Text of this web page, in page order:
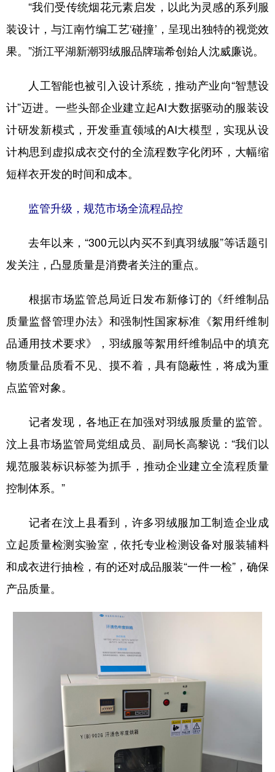
“我们受传统烟花元素启发，以此为灵感的系列服
装设计，与江南竹编工艺‘碰撞’，呈现出独特的视觉效
果。”浙江平湖新潮羽绒服品牌瑞希创始人沈威廉说。
人工智能也被引入设计系统，推动产业向“智慧设
计”迈进。一些头部企业建立起AI大数据驱动的服装设
计研发新模式，开发垂直领域的AI大模型，实现从设
计构思到虚拟成衣交付的全流程数字化闭环，大幅缩
短样衣开发的时间和成本。
监管升级，规范市场全流程品控
去年以来，“300元以内买不到真羽绒服”等话题引
发关注，凸显质量是消费者关注的重点。
根据市场监管总局近日发布新修订的《纤维制品
质量监督管理办法》和强制性国家标准《絮用纤维制
品通用技术要求》，羽绒服等絮用纤维制品中的填充
物质量品质看不见、摸不着，具有隐蔽性，将成为重
点监管对象。
记者发现，各地正在加强对羽绒服质量的监管。
汶上县市场监管局党组成员、副局长高黎说：“我们以
规范服装标识标签为抓手，推动企业建立全流程质量
控制体系。”
记者在汶上县看到，许多羽绒服加工制造企业成
立起质量检测实验室，依托专业检测设备对服装辅料
和成衣进行抽检，有的还对成品服装“一件一检”，确保
产品质量。